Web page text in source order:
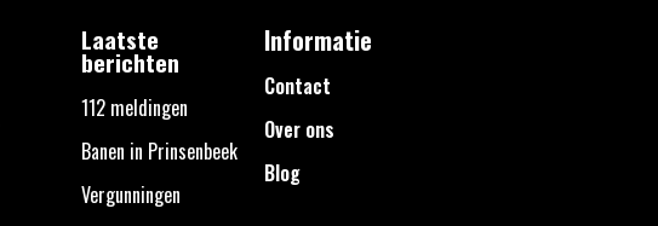
Laatste
berichten
112 meldingen
Banen in Prinsenbeek
Vergunningen
Informatie
Contact
Over ons
Blog